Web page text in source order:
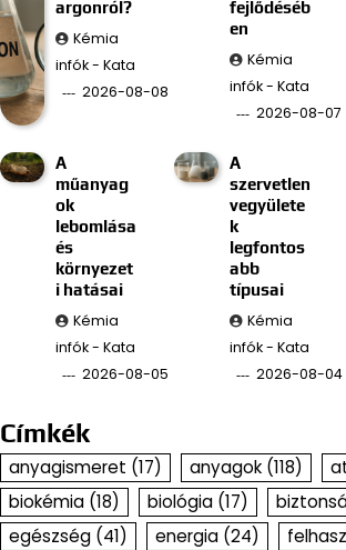
argonról?
Kémia
infók - Kata
2026-08-08
fejlődéséb
en
Kémia
infók - Kata
2026-08-07
A
műanyag
ok
lebomlása
és
környezet
i hatásai
Kémia
infók - Kata
2026-08-05
A
szervetlen
vegyülete
k
legfontos
abb
típusai
Kémia
infók - Kata
2026-08-04
Címkék
anyagismeret (17) anyagok (118)
biokémia (18) biológia (17)
egészség (41) energia (24)